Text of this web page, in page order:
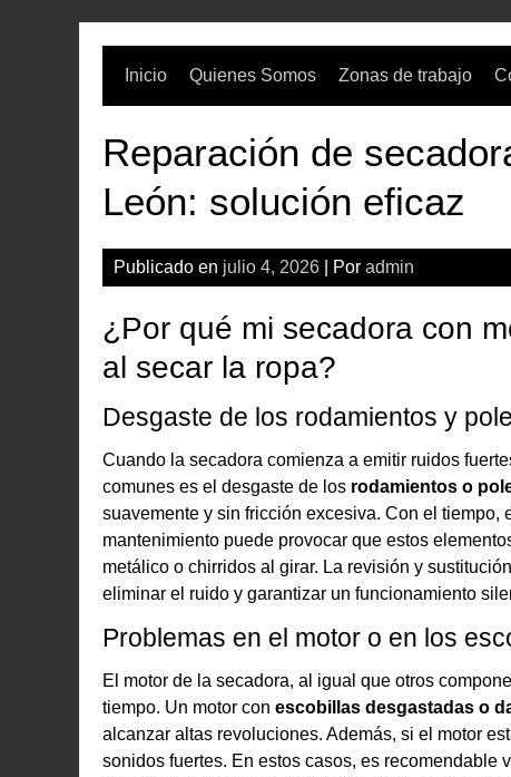
Inicio Quienes Somos Zonas de trabajo
Reparación de
León: solución eficaz
Publicado en julio 4, 2026 | Por admin
¿Por qué mi secadora con
al secar la ropa?
Desgaste de los rodamientos y
Cuando la secadora comienza a emitir ruidos
comunes es el desgaste de los rodamientos o
suavemente y sin fricción excesiva. Con el
mantenimiento puede provocar que estos
metálico o chirridos al girar. La revisión y
eliminar el ruido y garantizar un funcionamiento
Problemas en el motor o en los
El motor de la secadora, al igual que otros
tiempo. Un motor con escobillas desgastadas o
alcanzar altas revoluciones. Además, si el motor
sonidos fuertes. En estos casos, es recomendable